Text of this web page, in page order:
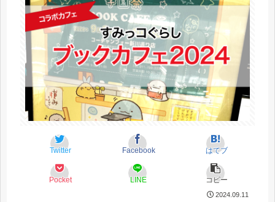
Twitter Facebook はてブ
Pocket LINE コピー
2024.09.11